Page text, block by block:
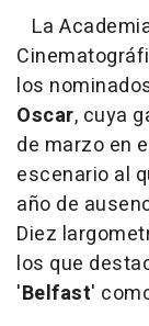
La
los
Oscar, cuya
de marzo en
escenario al
año de
Diez
los que
'Belfast'